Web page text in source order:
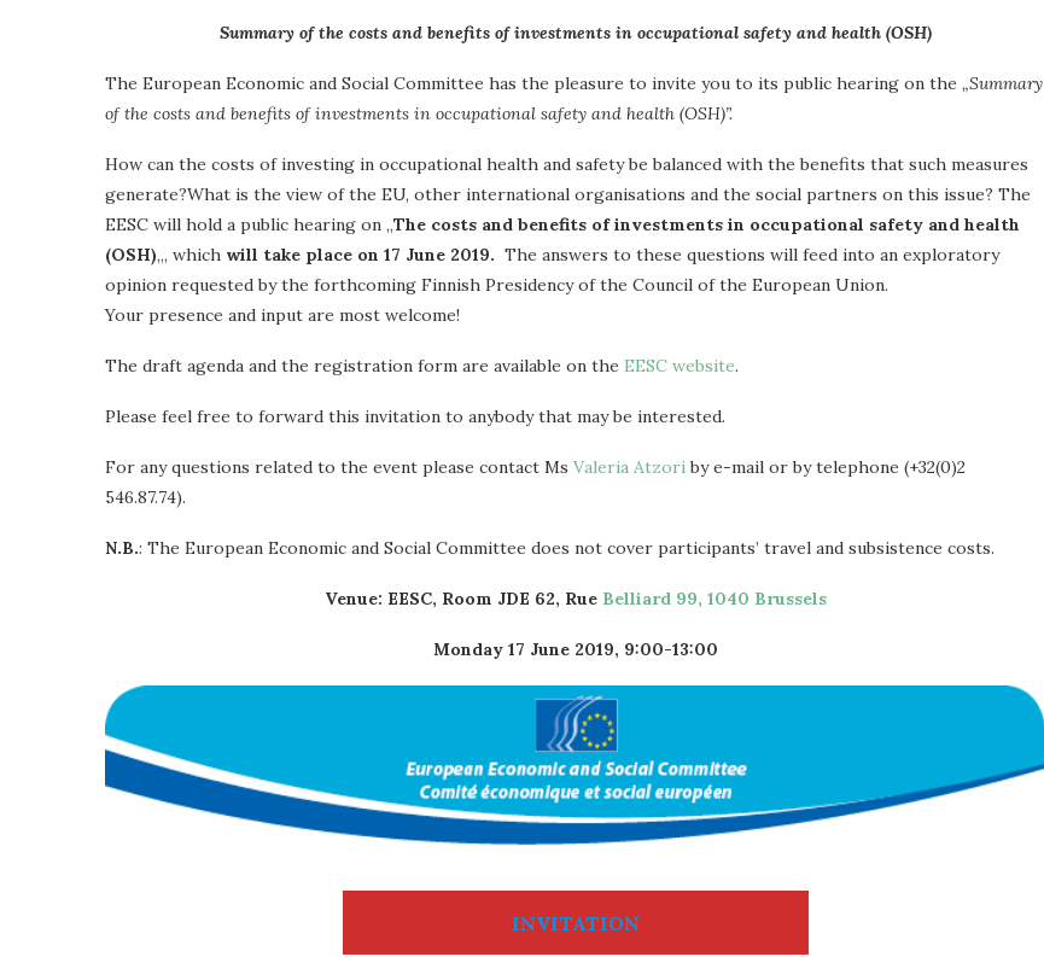
Summary of the costs and benefits of investments in occupational safety and health (OSH)
The European Economic and Social Committee has the pleasure to invite you to its public hearing on the „Summary
of the costs and benefits of investments in occupational safety and health (OSH)”.
How can the costs of investing in occupational health and safety be balanced with the benefits that such measures
generate?What is the view of the EU, other international organisations and the social partners on this issue? The
EESC will hold a public hearing on „The costs and benefits of investments in occupational safety and health
(OSH)„, which will take place on 17 June 2019. The answers to these questions will feed into an exploratory
opinion requested by the forthcoming Finnish Presidency of the Council of the European Union.
Your presence and input are most welcome!
The draft agenda and the registration form are available on the EESC website.
Please feel free to forward this invitation to anybody that may be interested.
For any questions related to the event please contact Ms Valeria Atzoriby e-mail or by telephone (+32(0)2
546.87.74).
N.B.: The European Economic and Social Committee does not cover participants’ travel and subsistence costs.
Venue: EESC, Room JDE 62, Rue Belliard 99, 1040 Brussels
Monday 17 June 2019, 9:00-13:00
INVITATION